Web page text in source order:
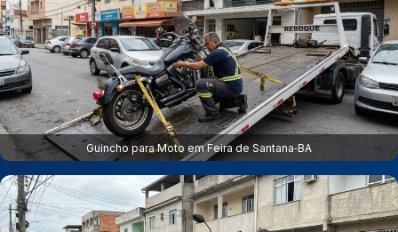
Guincho para Moto em Feira de Santana‑BA